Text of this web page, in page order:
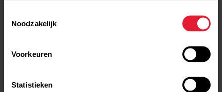
Noodzakelijk
Voorkeuren
Statistieken